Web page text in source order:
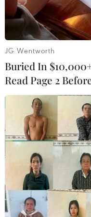
2023.
Bước sang năm 2023,
là mối quan tâm và kỳ
(Ảnh
Tiền lương của
vẫn bị ảnh hưởng
JG Wentworth
Buried In
Read Page 2